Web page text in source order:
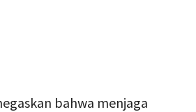
bahwa menjaga